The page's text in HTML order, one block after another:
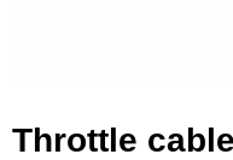
Throttle